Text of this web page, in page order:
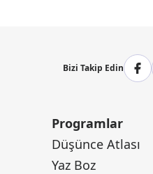
Bizi Takip Edin
Programlar
Düşünce Atlası
Yaz Boz